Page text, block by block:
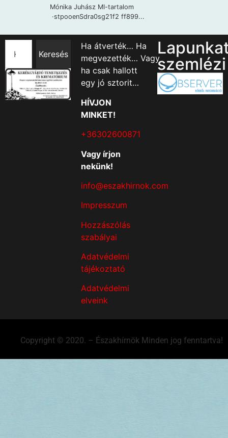
Keresés
Ha átverték… Ha
megvezették… Vagy
ha csak hallott
egy jó sztorit…
HÍVJON
MINKET!
+36302600871
Vagy írjon
nekünk!
info@eszakhirnok.com
Impresszum
Hozzászólás
szabályai
Adatvédelmi
tájékoztató
Adatvédelmi
elveink
szemlézi
Copyright © 2020. – Északhírnök Minden jog fenntartva!